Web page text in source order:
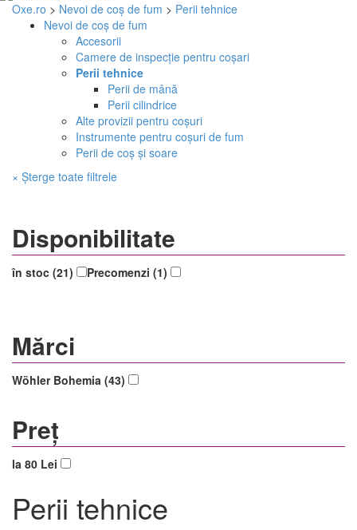
Oxe.ro > Nevoi de coș de fum > Perii tehnice
Nevoi de coș de fum
Accesorii
Camere de inspecție pentru coșari
Perii tehnice
Perii de mână
Perii cilindrice
Alte provizii pentru coșuri
Instrumente pentru coșuri de fum
Perii de coș și soare
× Șterge toate filtrele
Disponibilitate
în stoc (21) Precomenzi (1)
Mărci
Wöhler Bohemia (43)
Preț
la 80 Lei
Perii tehnice